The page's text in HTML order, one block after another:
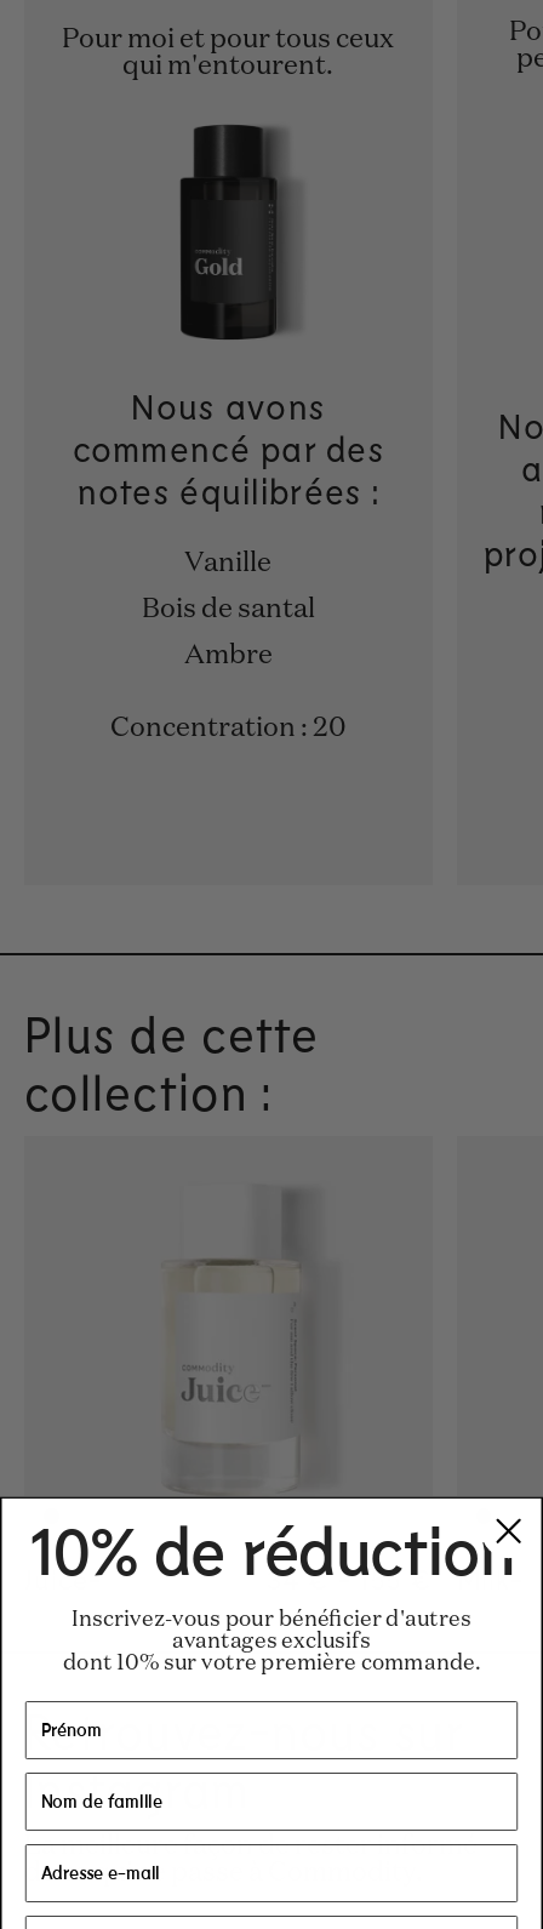
Pour moi et pour tous ceux
qui m'entourent.
Nous avons
commencé par des
notes équilibrées :
Vanille
Bois de santal
Ambre
Concentration : 20
Plus de cette
collection :
Juice- Regular price
34 €-155 €
Regular price
155€
Regular
34€ Milk-
Retrouvez-nous sur
Instagram
La meilleure façon de rester informé
de ce qui se passe à Commodity.
10% de réduction
Inscrivez-vous pour bénéficier d'autres
avantages exclusifs
dont 10% sur votre première commande.